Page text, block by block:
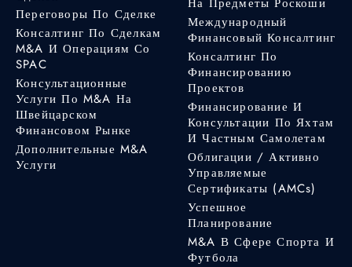
Переговоры По Сделке
Консалтинг По Сделкам
M&A И Операциям Со
SPAC
Консультационные
Услуги По M&A На
Швейцарском
Финансовом Рынке
Дополнительные M&A
Услуги
Международный
Финансовый Консалтинг
Консалтинг По
Финансированию
Проектов
Финансирование И
Консультации По Яхтам
И Частным Самолетам
Облигации / Активно
Управляемые
Сертификаты (AMCs)
Успешное
Планирование
M&A В Сфере Спорта И
Футбола